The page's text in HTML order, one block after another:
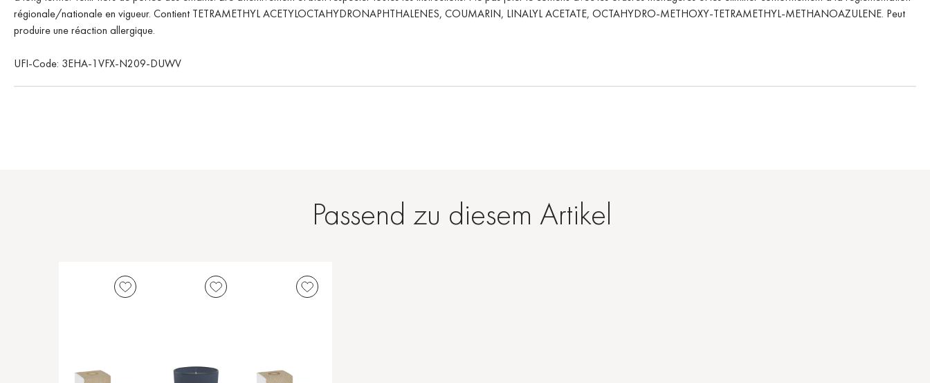
régionale/nationale en vigueur. Contient TETRAMETHYL ACETYLOCTAHYDRONAPHTHALENES, COUMARIN, LINALYL ACETATE, OCTAHYDRO-METHOXY-TETRAMETHYL-METHANOAZULENE. Peut
produire une réaction allergique.
UFI-Code: 3EHA-1VFX-N209-DUWV
Passend zu diesem Artikel